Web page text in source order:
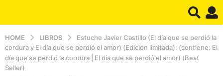
HOME LIBROS
Estuche Javier Castillo (El día que se perdió la
cordura y El día que se perdió el amor) (Edición limitada): (contiene: El
día que se perdió la cordura | El día que se perdió el amor) (Best
Seller)